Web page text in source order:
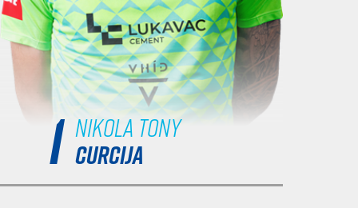
1 Nikola Tony
CURCIJA